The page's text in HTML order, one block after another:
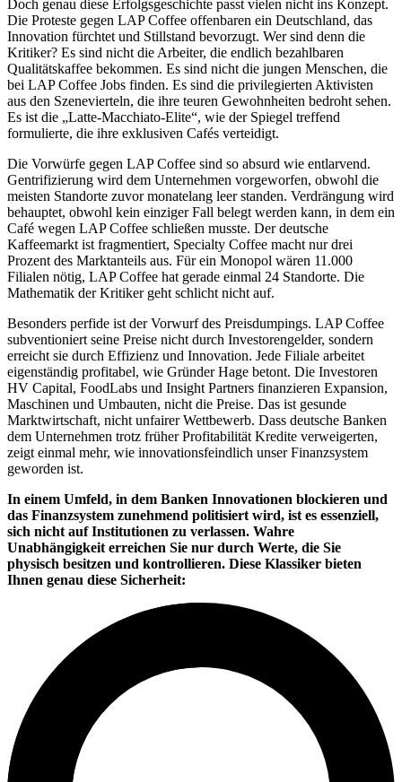
Doch genau diese Erfolgsgeschichte passt vielen nicht ins Konzept.
Die Proteste gegen LAP Coffee offenbaren ein Deutschland, das
Innovation fürchtet und Stillstand bevorzugt. Wer sind denn die
Kritiker? Es sind nicht die Arbeiter, die endlich bezahlbaren
Qualitätskaffee bekommen. Es sind nicht die jungen Menschen, die
bei LAP Coffee Jobs finden. Es sind die privilegierten Aktivisten
aus den Szenevierteln, die ihre teuren Gewohnheiten bedroht sehen.
Es ist die „Latte-Macchiato-Elite“, wie der Spiegel treffend
formulierte, die ihre exklusiven Cafés verteidigt.
Die Vorwürfe gegen LAP Coffee sind so absurd wie entlarvend.
Gentrifizierung wird dem Unternehmen vorgeworfen, obwohl die
meisten Standorte zuvor monatelang leer standen. Verdrängung wird
behauptet, obwohl kein einziger Fall belegt werden kann, in dem ein
Café wegen LAP Coffee schließen musste. Der deutsche
Kaffeemarkt ist fragmentiert, Specialty Coffee macht nur drei
Prozent des Marktanteils aus. Für ein Monopol wären 11.000
Filialen nötig, LAP Coffee hat gerade einmal 24 Standorte. Die
Mathematik der Kritiker geht schlicht nicht auf.
Besonders perfide ist der Vorwurf des Preisdumpings. LAP Coffee
subventioniert seine Preise nicht durch Investorengelder, sondern
erreicht sie durch Effizienz und Innovation. Jede Filiale arbeitet
eigenständig profitabel, wie Gründer Hage betont. Die Investoren
HV Capital, FoodLabs und Insight Partners finanzieren Expansion,
Maschinen und Umbauten, nicht die Preise. Das ist gesunde
Marktwirtschaft, nicht unfairer Wettbewerb. Dass deutsche Banken
dem Unternehmen trotz früher Profitabilität Kredite verweigerten,
zeigt einmal mehr, wie innovationsfeindlich unser Finanzsystem
geworden ist.
In einem Umfeld, in dem Banken Innovationen blockieren und
das Finanzsystem zunehmend politisiert wird, ist es essenziell,
sich nicht auf Institutionen zu verlassen. Wahre
Unabhängigkeit erreichen Sie nur durch Werte, die Sie
physisch besitzen und kontrollieren. Diese Klassiker bieten
Ihnen genau diese Sicherheit: